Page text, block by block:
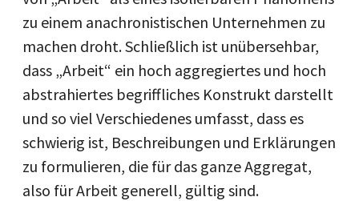
zu einem anachronistischen Unternehmen zu
machen droht. Schließlich ist unübersehbar,
dass „Arbeit“ ein hoch aggregiertes und hoch
abstrahiertes begriffliches Konstrukt darstellt
und so viel Verschiedenes umfasst, dass es
schwierig ist, Beschreibungen und Erklärungen
zu formulieren, die für das ganze Aggregat,
also für Arbeit generell, gültig sind.